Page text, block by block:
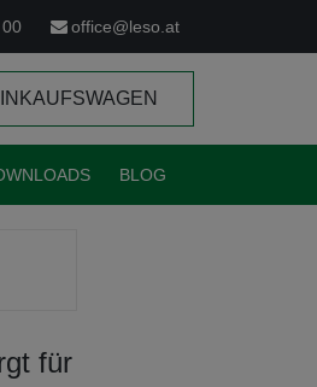
office@leso.at
BLOG
für